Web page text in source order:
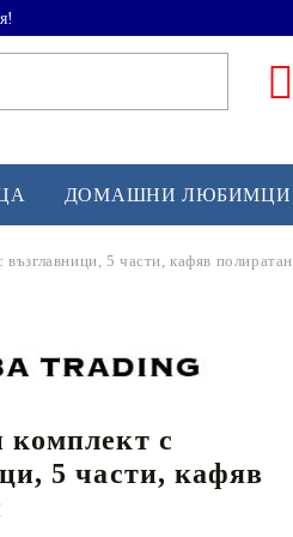
и софтбол
и лакрос
спортно оборудване
ДОМАШНИ ЛЮБИМЦИ
възглавници, 5 части, кафяв полиратан
комплект с
5 части, кафяв